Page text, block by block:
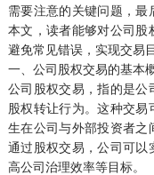
需要注意的关键问题，
本文，读者能够对公司股
避免常见错误，实现交易目
一、公司股权交易的基本
公司股权交易，指的是公
股权转让行为。这种交
生在公司与外部投资者之
通过股权交易，公司可以
高公司治理效率等目标。